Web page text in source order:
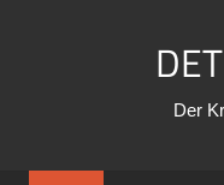
Der